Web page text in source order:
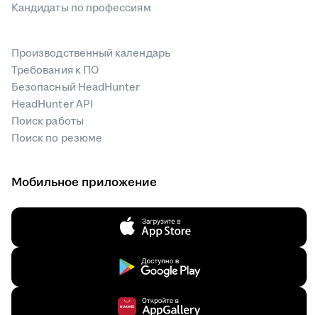
Кандидаты по профессиям
Производственный календарь
Требования к ПО
Безопасный HeadHunter
HeadHunter API
Поиск работы
Поиск по резюме
Мобильное приложение